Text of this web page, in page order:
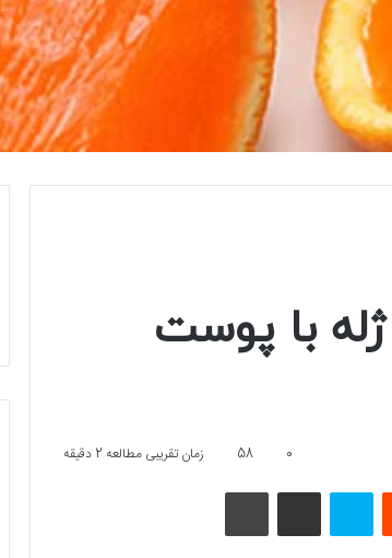
با پوست
0
58 زمان تقریبی مطالعه 2 دقیقه
اسکایپ